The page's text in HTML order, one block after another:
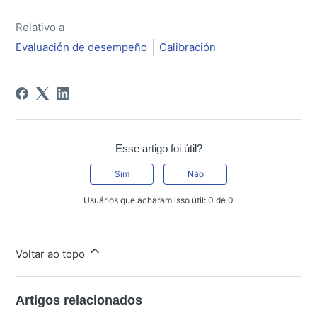
Relativo a
Evaluación de desempeño
Calibración
Esse artigo foi útil?
Sim Não
Usuários que acharam isso útil: 0 de 0
Voltar ao topo
Artigos relacionados